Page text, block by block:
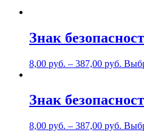
Знак
8,00 руб. – 387,00 руб.
Знак
8,00 руб. – 387,00 руб.